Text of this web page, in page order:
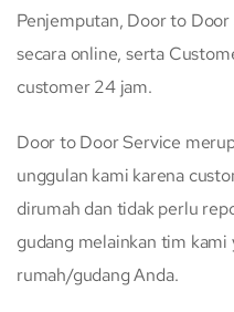
Penjemputan, Door to
secara online, serta
customer 24 jam.
Door to Door Service
unggulan kami karena
dirumah dan tidak perlu
gudang melainkan tim
rumah/gudang Anda.